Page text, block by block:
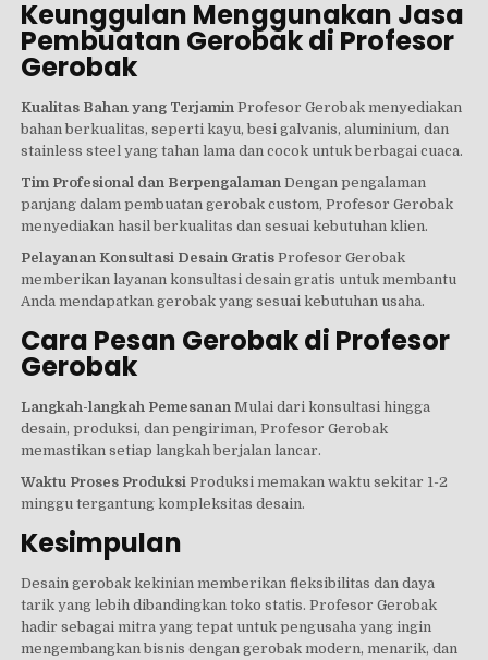
Keunggulan Menggunakan Jasa
Pembuatan Gerobak di Profesor
Gerobak
Kualitas Bahan yang Terjamin Profesor Gerobak menyediakan
bahan berkualitas, seperti kayu, besi galvanis, aluminium, dan
stainless steel yang tahan lama dan cocok untuk berbagai cuaca.
Tim Profesional dan Berpengalaman Dengan pengalaman
panjang dalam pembuatan gerobak custom, Profesor Gerobak
menyediakan hasil berkualitas dan sesuai kebutuhan klien.
Pelayanan Konsultasi Desain Gratis Profesor Gerobak
memberikan layanan konsultasi desain gratis untuk membantu
Anda mendapatkan gerobak yang sesuai kebutuhan usaha.
Cara Pesan Gerobak di Profesor
Gerobak
Langkah-langkah Pemesanan Mulai dari konsultasi hingga
desain, produksi, dan pengiriman, Profesor Gerobak
memastikan setiap langkah berjalan lancar.
Waktu Proses Produksi Produksi memakan waktu sekitar 1-2
minggu tergantung kompleksitas desain.
Kesimpulan
Desain gerobak kekinian memberikan fleksibilitas dan daya
tarik yang lebih dibandingkan toko statis. Profesor Gerobak
hadir sebagai mitra yang tepat untuk pengusaha yang ingin
mengembangkan bisnis dengan gerobak modern, menarik, dan